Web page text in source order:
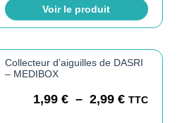
Voir le produit
Collecteur d’aiguilles de DASRI
– MEDIBOX
1,99€ – 2,99€ TTC